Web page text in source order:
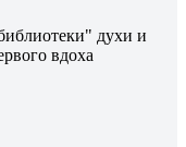
духи и
вдоха